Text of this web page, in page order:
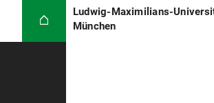
Ludwig-Maximilians-
München